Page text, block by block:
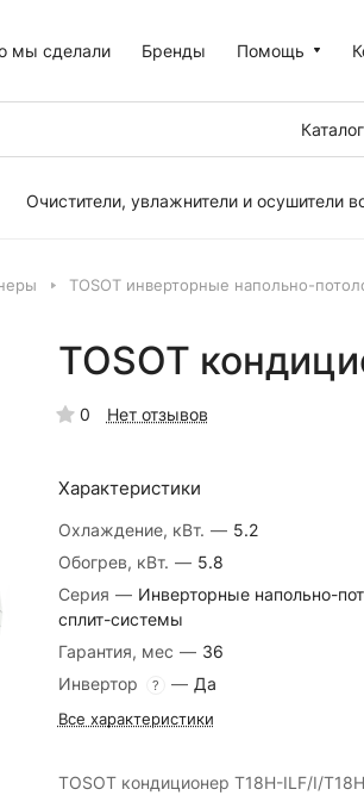
мы сделали Бренды Помощь
Каталог
Очистители, увлажнители и осушители
TOSOT инверторные напольно-
TOSOT
0 Нет отзывов
Характеристики
Охлаждение, кВт. — 5.2
Обогрев, кВт. — 5.8
Серия — Инверторные напольно-
сплит-системы
Гарантия, мес — 36
Инвертор
? — Да
Все характеристики
TOSOT кондиционер T18H-ILF/I/